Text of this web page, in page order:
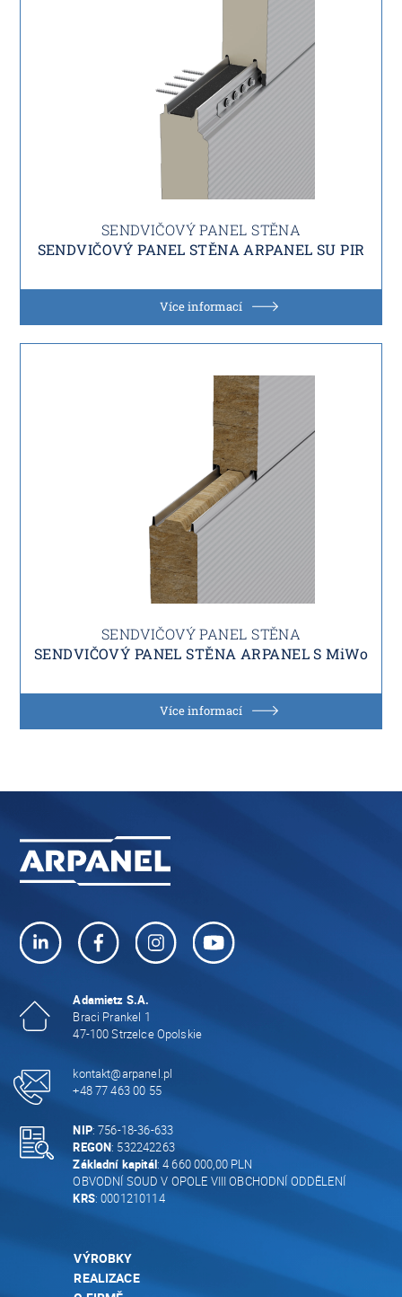
SENDVIČOVÝ PANEL STĚNA
SENDVIČOVÝ PANEL STĚNA ARPANEL SU PIR
Více informací
SENDVIČOVÝ PANEL STĚNA
SENDVIČOVÝ PANEL STĚNA ARPANEL S MiWo
Více informací
Adamietz S.A.
Braci Prankel 1
47-100 Strzelce Opolskie
kontakt@arpanel.pl
+48 77 463 00 55
NIP: 756-18-36-633
REGON: 532242263
Základní kapitál: 4 660 000,00 PLN
OBVODNÍ SOUD V OPOLE VIII OBCHODNÍ ODDĚLENÍ
KRS: 0001210114
VÝROBKY
REALIZACE